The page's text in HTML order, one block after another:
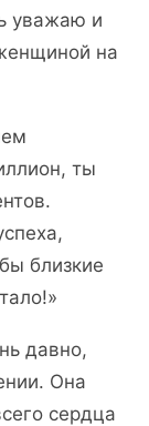
уважаю и
на
ты
близкие
давно,
Она
сердца